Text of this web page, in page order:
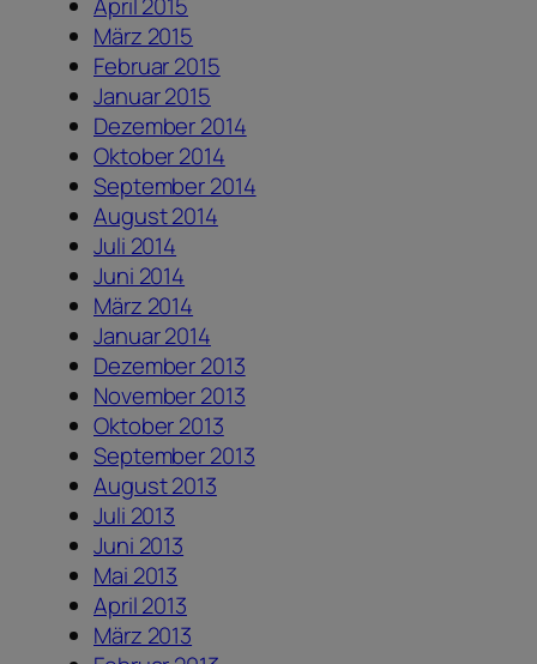
März 2015
Februar 2015
Januar 2015
Dezember 2014
Oktober 2014
September 2014
August 2014
Juli 2014
Juni 2014
März 2014
Januar 2014
Dezember 2013
November 2013
Oktober 2013
September 2013
August 2013
Juli 2013
Juni 2013
Mai 2013
April 2013
März 2013